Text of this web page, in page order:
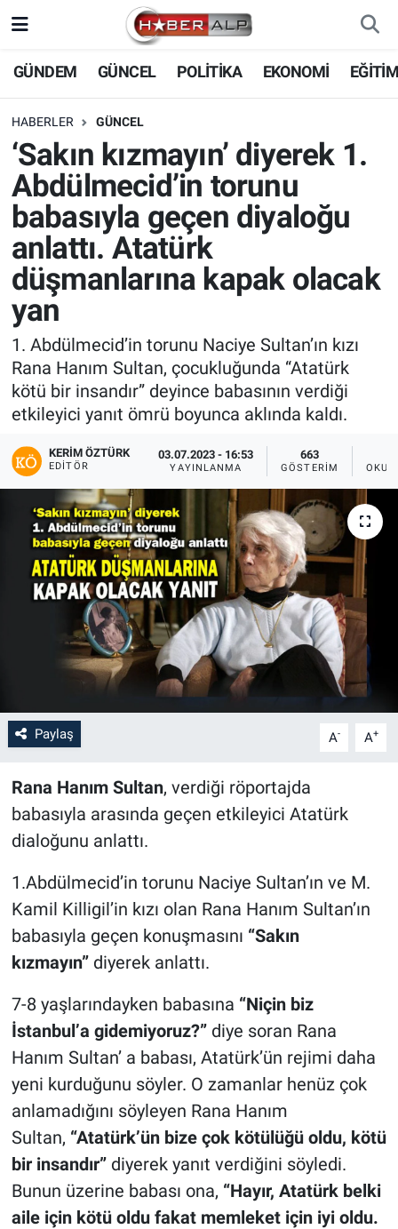
GÜNDEM GÜNCEL POLİTİKA EKONOMİ
HABERLER GÜNCEL
‘Sakın kızmayın’ diyerek 1.
Abdülmecid’in torunu
babasıyla geçen diyaloğu
anlattı. Atatürk
düşmanlarına kapak olacak
yan
1. Abdülmecid’in torunu Naciye Sultan’ın kızı
Rana Hanım Sultan, çocukluğunda “Atatürk
kötü bir insandır” deyince babasının verdiği
etkileyici yanıt ömrü boyunca aklında kaldı.
KERIM ÖZTÜRK
EDITÖR
03.07.2023 - 16:53
YAYINLANMA
663
GÖSTERIM
Paylaş A- A+
Rana Hanım Sultan, verdiği röportajda
babasıyla arasında geçen etkileyici Atatürk
dialoğunu anlattı.
1.Abdülmecid’in torunu Naciye Sultan’ın ve M.
Kamil Killigil’in kızı olan Rana Hanım Sultan’ın
babasıyla geçen konuşmasını “Sakın
kızmayın”diyerek anlattı.
7-8 yaşlarındayken babasına “Niçin biz
İstanbul’a gidemiyoruz?”diye soran Rana
Hanım Sultan’ a babası, Atatürk’ün rejimi daha
yeni kurduğunu söyler. O zamanlar henüz çok
anlamadığını söyleyen Rana Hanım
Sultan, “Atatürk’ün bize çok kötülüğü oldu, kötü
bir insandır”diyerek yanıt verdiğini söyledi.
Bunun üzerine babası ona, “Hayır, Atatürk belki
aile için kötü oldu fakat memleket için iyi oldu.
Nöbetçi Eczaneler
Hava Durumu
Trafik Durumu
Süper Lig Puan Durumu ve Fikstür
Tüm Manşetler
Son Dakika Haberleri
Haber Arşivi